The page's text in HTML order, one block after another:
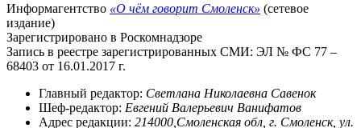
Информагентство «О чём говорит Смоленск» (сетевое
издание)
Зарегистрировано в Роскомнадзоре
Запись в реестре зарегистрированных СМИ: ЭЛ № ФС 77 –
68403 от 16.01.2017 г.
Главный редактор: Светлана Николаевна Савенок
Шеф-редактор: Евгений Валерьевич Ванифатов
Адрес редакции: 214000,Смоленская обл, г. Смоленск, ул.